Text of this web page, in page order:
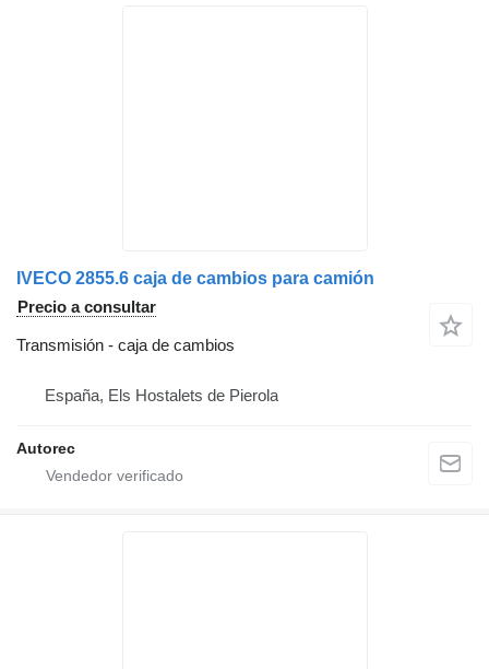
IVECO 2855.6 caja de cambios para camión
Precio a consultar
Transmisión - caja de cambios
España, Els Hostalets de Pierola
Autorec